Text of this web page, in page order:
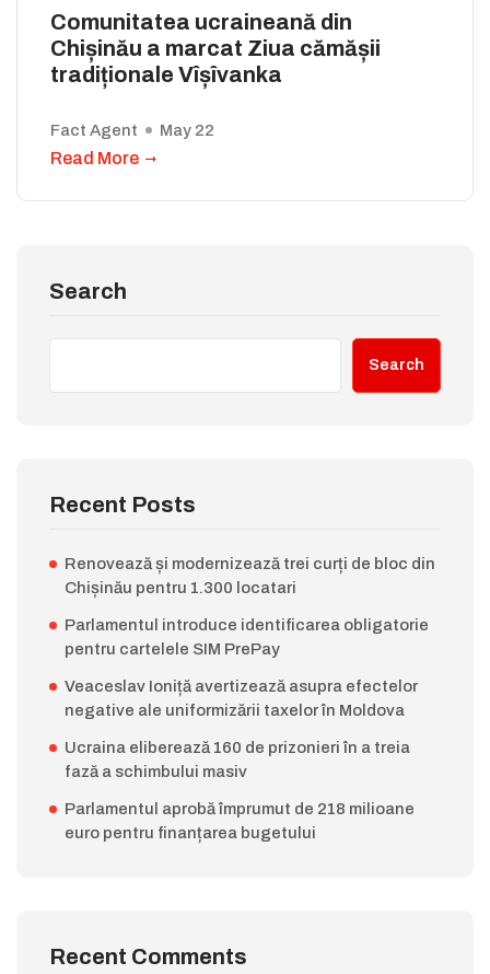
Comunitatea ucraineană din
Chișinău a marcat Ziua cămășii
tradiționale Vîșîvanka
Fact Agent May 22
Read More
Search
Search
Recent Posts
Renovează și modernizează trei curți de bloc din
Chișinău pentru 1.300 locatari
Parlamentul introduce identificarea obligatorie
pentru cartelele SIM PrePay
Veaceslav Ioniță avertizează asupra efectelor
negative ale uniformizării taxelor în Moldova
Ucraina eliberează 160 de prizonieri în a treia
fază a schimbului masiv
Parlamentul aprobă împrumut de 218 milioane
euro pentru finanțarea bugetului
Recent Comments